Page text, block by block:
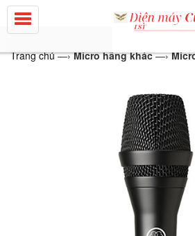
Trang chủ—› Micro hãng khác—›